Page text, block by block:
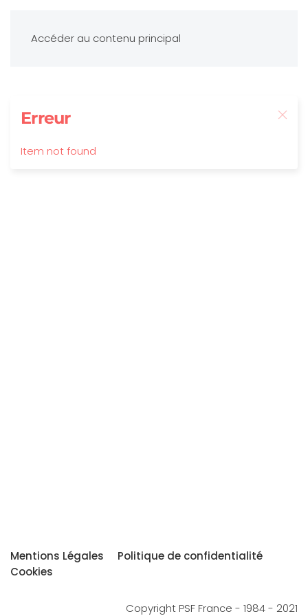
Accéder au contenu principal
Erreur
Item not found
Mentions Légales
Politique de confidentialité
Cookies
Copyright PSF France - 1984 - 2021